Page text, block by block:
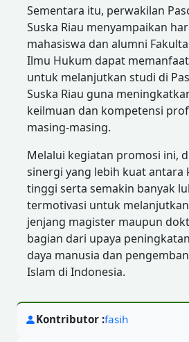
Sementara itu, perwakilan
Suska Riau menyampaikan
mahasiswa dan alumni
Ilmu Hukum dapat
untuk melanjutkan studi di
Suska Riau guna
keilmuan dan kompetensi
masing-masing.
Melalui kegiatan promosi ini,
sinergi yang lebih kuat antara
tinggi serta semakin banyak
termotivasi untuk
jenjang magister maupun
bagian dari upaya
daya manusia dan
Islam di Indonesia.
Kontributor :fasih